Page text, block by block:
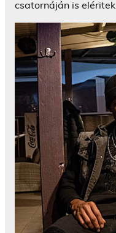
csatornáján is eléritek